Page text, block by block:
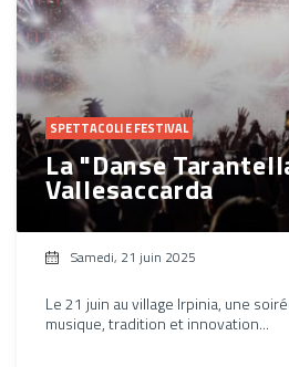
SPETTACOLI E FESTIVAL
La "Danse
Vallesaccarda
Samedi, 21 juin 2025
Le 21 juin au village Irpinia, une
musique, tradition et innovation...